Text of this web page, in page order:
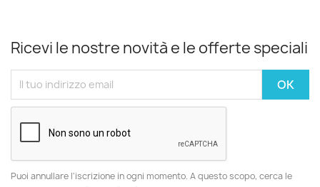
Ricevi le nostre novità e le offerte speciali
Puoi annullare l'iscrizione in ogni momento. A questo scopo, cerca le